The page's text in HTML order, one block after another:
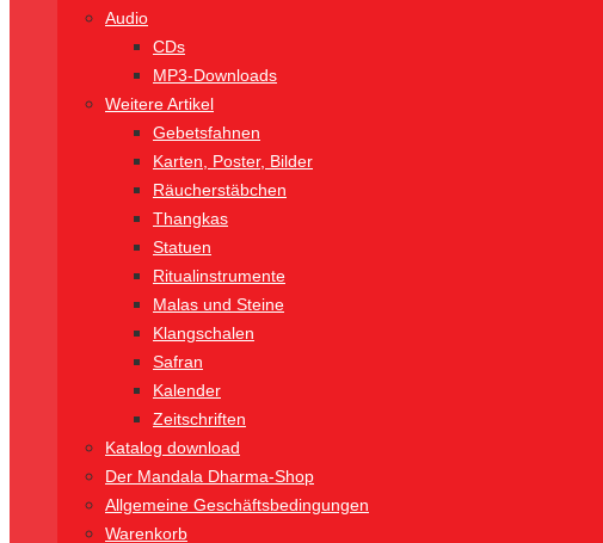
Audio
CDs
MP3-Downloads
Weitere Artikel
Gebetsfahnen
Karten, Poster, Bilder
Räucherstäbchen
Thangkas
Statuen
Ritualinstrumente
Malas und Steine
Klangschalen
Safran
Kalender
Zeitschriften
Katalog download
Der Mandala Dharma-Shop
Allgemeine Geschäftsbedingungen
Warenkorb